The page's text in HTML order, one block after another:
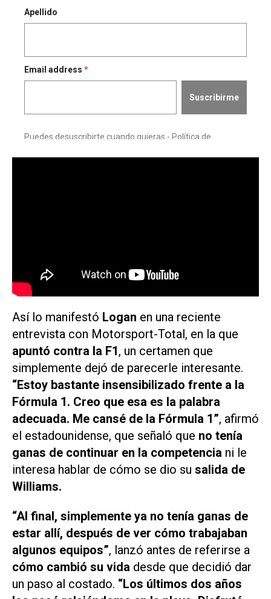
Así lo manifestó Logan en una reciente
entrevista con Motorsport-Total, en la que
apuntó contra la F1, un certamen que
simplemente dejó de parecerle interesante.
“Estoy bastante insensibilizado frente a la
Fórmula 1. Creo que esa es la palabra
adecuada. Me cansé de la Fórmula 1”, afirmó
el estadounidense, que señaló que no tenía
ganas de continuar en la competencia ni le
interesa hablar de cómo se dio su salida de
Williams.
“Al final, simplemente ya no tenía ganas de
estar allí, después de ver cómo trabajaban
algunos equipos”, lanzó antes de referirse a
cómo cambió su vida desde que decidió dar
un paso al costado. “Los últimos dos años